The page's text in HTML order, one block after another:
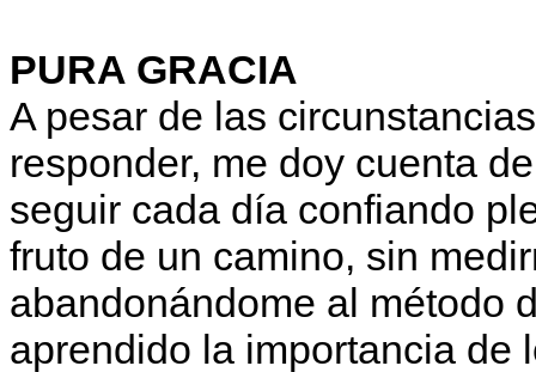
PURA GRACIA
A pesar de las
responder, me doy cuenta
seguir cada día confiando
fruto de un camino, sin
abandonándome al método
aprendido la importancia de